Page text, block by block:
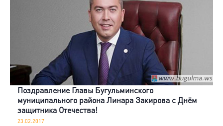
Поздравление Главы Бугульминского
муниципального района Линара Закирова с Днём
защитника Отечества!
23.02.2017